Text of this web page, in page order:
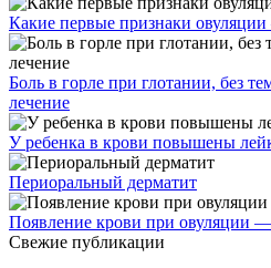
Какие первые признаки
Боль в горле при глотании, без
лечение
У ребенка в крови повышены
Периоральный дерматит
Появление крови при овуляции
Свежие публикации